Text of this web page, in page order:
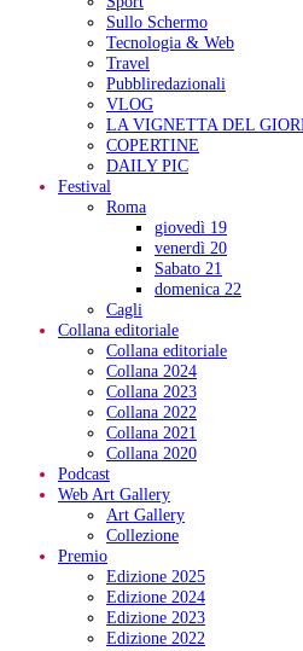
Sullo Schermo
Tecnologia & Web
Travel
Pubbliredazionali
VLOG
LA VIGNETTA DEL
COPERTINE
DAILY PIC
Festival
Roma
giovedì 19
venerdì 20
Sabato 21
domenica 22
Cagli
Collana editoriale
Collana editoriale
Collana 2024
Collana 2023
Collana 2022
Collana 2021
Collana 2020
Podcast
Web Art Gallery
Art Gallery
Collezione
Premio
Edizione 2025
Edizione 2024
Edizione 2023
Edizione 2022